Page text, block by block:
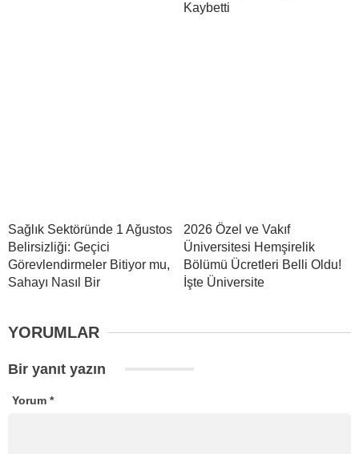
Kaybetti
Sağlık Sektöründe 1 Ağustos
Belirsizliği: Geçici
Görevlendirmeler Bitiyor mu,
Sahayı Nasıl Bir
2026 Özel ve Vakıf
Üniversitesi Hemşirelik
Bölümü Ücretleri Belli Oldu!
İşte Üniversite
YORUMLAR
Bir yanıt yazın
Yorum *